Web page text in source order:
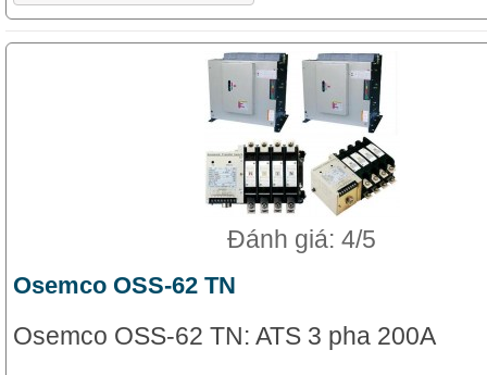
Đánh giá: 4/5
Osemco OSS-62 TN
Osemco OSS-62 TN: ATS 3 pha 200A